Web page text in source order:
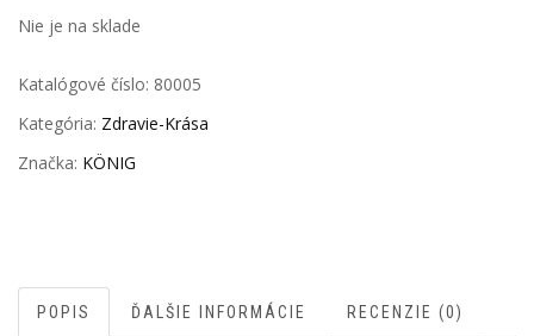
Nie je na sklade
Katalógové číslo: 80005
Kategória: Zdravie-Krása
Značka: KÖNIG
POPIS ĎALŠIE INFORMÁCIE RECENZIE (0)